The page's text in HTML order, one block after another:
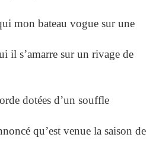
mon bateau vogue sur une
il s’amarre sur un rivage de
dotées d’un souffle
qu’est venue la saison de